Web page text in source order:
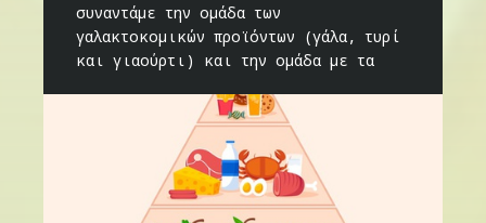
συναντάμε την ομάδα των
γαλακτοκομικών προϊόντων (γάλα, τυρί
και γιαούρτι) και την ομάδα με τα